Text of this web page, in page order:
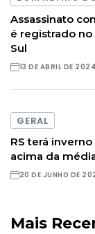
Assassinato
é registrado
Sul
13 DE ABRIL DE 2024
GERAL
RS terá
acima da
20 DE JUNHO DE
Mais